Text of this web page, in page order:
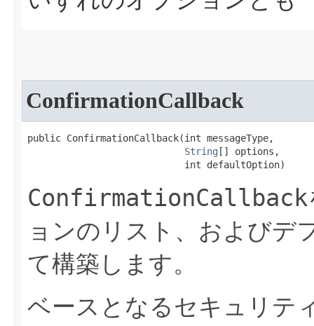
ConfirmationCallback
public ConfirmationCallback​(int messageType,
String [] options,
                            int defaultOption)
ConfirmationCallback
ョンのリスト、およびデ
て構築します。
ベースとなるセキュリテ